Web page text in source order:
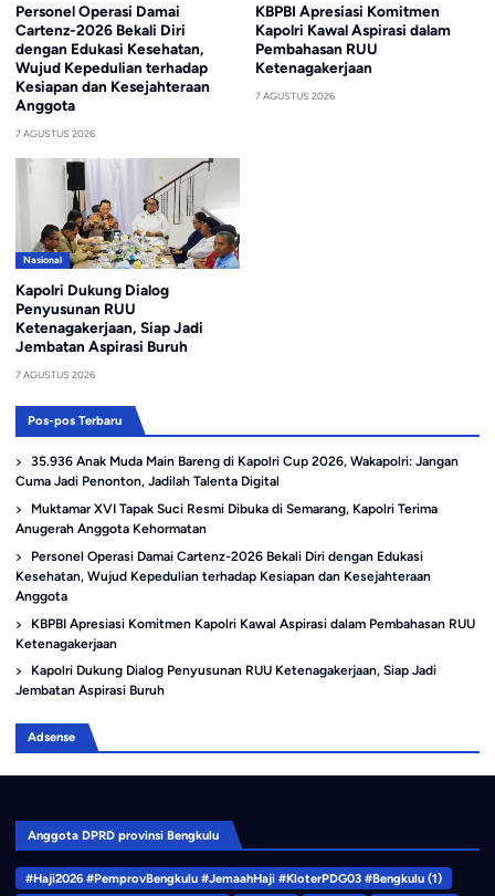
Personel Operasi Damai
Cartenz-2026 Bekali Diri
dengan Edukasi Kesehatan,
Wujud Kepedulian terhadap
Kesiapan dan Kesejahteraan
Anggota
7 AGUSTUS 2026
KBPBI Apresiasi Komitmen
Kapolri Kawal Aspirasi dalam
Pembahasan RUU
Ketenagakerjaan
7 AGUSTUS 2026
Nasional
Kapolri Dukung Dialog
Penyusunan RUU
Ketenagakerjaan, Siap Jadi
Jembatan Aspirasi Buruh
7 AGUSTUS 2026
Pos-pos Terbaru
35.936 Anak Muda Main Bareng di Kapolri Cup 2026, Wakapolri: Jangan
Cuma Jadi Penonton, Jadilah Talenta Digital
Muktamar XVI Tapak Suci Resmi Dibuka di Semarang, Kapolri Terima
Anugerah Anggota Kehormatan
Personel Operasi Damai Cartenz-2026 Bekali Diri dengan Edukasi
Kesehatan, Wujud Kepedulian terhadap Kesiapan dan Kesejahteraan
Anggota
KBPBI Apresiasi Komitmen Kapolri Kawal Aspirasi dalam Pembahasan RUU
Ketenagakerjaan
Kapolri Dukung Dialog Penyusunan RUU Ketenagakerjaan, Siap Jadi
Jembatan Aspirasi Buruh
Adsense
Anggota DPRD provinsi Bengkulu
#Haji2026 #PemprovBengkulu #JemaahHaji #KloterPDG03 #Bengkulu(1)